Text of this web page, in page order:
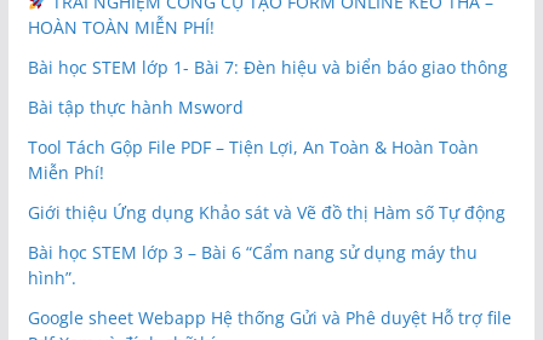
HOÀN TOÀN MIỄN PHÍ!
Bài học STEM lớp 1- Bài 7: Đèn hiệu và biển báo giao thông
Bài tập thực hành Msword
Tool Tách Gộp File PDF – Tiện Lợi, An Toàn & Hoàn Toàn
Miễn Phí!
Giới thiệu Ứng dụng Khảo sát và Vẽ đồ thị Hàm số Tự động
Bài học STEM lớp 3 – Bài 6 “Cẩm nang sử dụng máy thu
hình”.
Google sheet Webapp Hệ thống Gửi và Phê duyệt Hỗ trợ file